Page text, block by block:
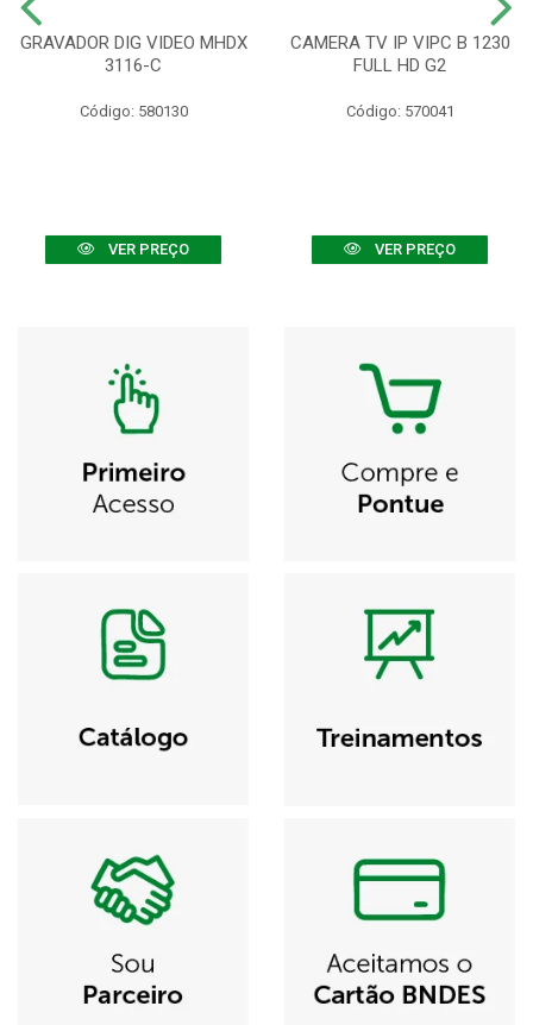
GRAVADOR DIG VIDEO MHDX
3116-C
Código: 580130
VER PREÇO
CAMERA TV IP VIPC B 1230
FULL HD G2
Código: 570041
VER PREÇO